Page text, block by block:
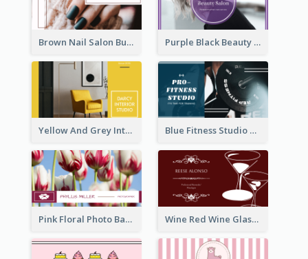
Brown Nail Salon Business Card Purple Black Beauty Salon Business Card
Yellow And Grey Interior Studio Business Card Blue Fitness Studio Business Card
Pink Floral Photo Background Photographer Business Card Wine Red Wine Glass Bartender Business Card